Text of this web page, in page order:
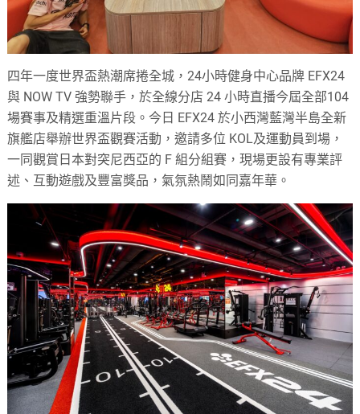
四年一度世界盃熱潮席捲全城，24小時健身中心品牌 EFX24
與 NOW TV 強勢聯手，於全線分店 24 小時直播今屆全部104
場賽事及精選重溫片段。今日 EFX24 於小西灣藍灣半島全新
旗艦店舉辦世界盃觀賽活動，邀請多位 KOL及運動員到場，
一同觀賞日本對突尼西亞的 F 組分組賽，現場更設有專業評
述、互動遊戲及豐富獎品，氣氛熱鬧如同嘉年華。